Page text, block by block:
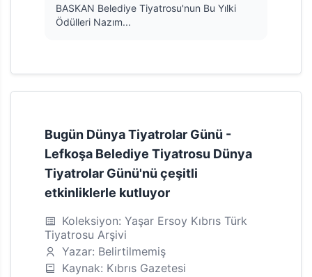
BASKAN Belediye Tiyatrosu'nun Bu Yılki
Ödülleri Nazım...
Bugün Dünya Tiyatrolar Günü -
Lefkoşa Belediye Tiyatrosu Dünya
Tiyatrolar Günü'nü çeşitli
etkinliklerle kutluyor
Koleksiyon: Yaşar Ersoy Kıbrıs Türk
Tiyatrosu Arşivi
Yazar: Belirtilmemiş
Kaynak: Kıbrıs Gazetesi